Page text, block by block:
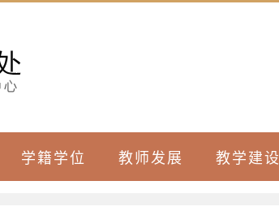
学籍学位 教师发展 教学建设